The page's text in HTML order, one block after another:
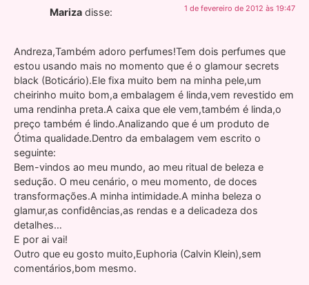
Mariza disse: 1 de fevereiro de 2012 às 19:47
Andreza,Também adoro perfumes!Tem dois perfumes que
estou usando mais no momento que é o glamour secrets
black (Boticário).Ele fixa muito bem na minha pele,um
cheirinho muito bom,a embalagem é linda,vem revestido em
uma rendinha preta.A caixa que ele vem,também é linda,o
preço também é lindo.Analizando que é um produto de
Ótima qualidade.Dentro da embalagem vem escrito o
seguinte:
Bem-vindos ao meu mundo, ao meu ritual de beleza e
sedução. O meu cenário, o meu momento, de doces
transformações.A minha intimidade.A minha beleza o
glamur,as confidências,as rendas e a delicadeza dos
detalhes…
E por ai vai!
Outro que eu gosto muito,Euphoria (Calvin Klein),sem
comentários,bom mesmo.